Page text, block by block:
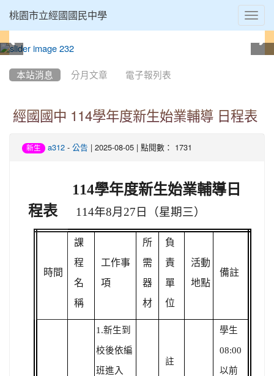
桃園市立經國國民中學
本站消息 分月文章 電子報列表
經國國中 114學年度新生始業輔導 日程表
新生 a312 - 公告 | 2025-08-05 | 點閱數： 1731
114學年度新生始業輔導日
程表
114年8月27日（星期三）
時間
課
程
名
稱
工作事
項
所
需
器
材
負
責
單
位
活動
地點
備註
1.新生到
校後依編
班進入
註
學生
08:00
以前